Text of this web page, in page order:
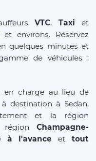
VTC, Taxi et
et environs. Réservez
quelques minutes et
de véhicules :
en charge au lieu de
destination à Sedan,
et la région
Champagne-
à l'avance et tout